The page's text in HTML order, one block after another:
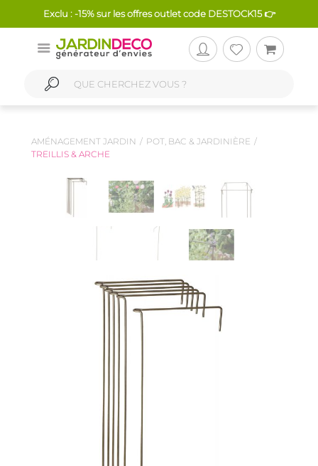
Exclu : -15% sur les offres outlet code DESTOCK15 👉
AMÉNAGEMENT JARDIN
POT, BAC & JARDINIÈRE
TREILLIS & ARCHE